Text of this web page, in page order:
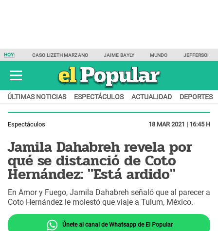
HOY: CASO LIZETH MARZANO JAIME BAYLY MUNDO JEFFERSON
ÚLTIMAS NOTICIAS ESPECTÁCULOS ACTUALIDAD DEPORTES
Espectáculos 18 MAR 2021 | 16:45 H
Jamila Dahabreh revela por
qué se distanció de Coto
Hernández: "Está ardido"
En Amor y Fuego, Jamila Dahabreh señaló que al parecer a
Coto Hernández le molestó que viaje a Tulum, México.
Únete al canal de Whatsapp de El Popular